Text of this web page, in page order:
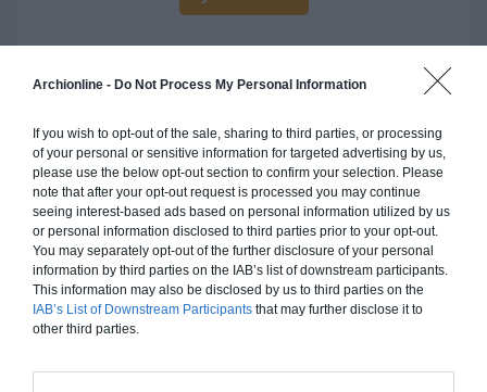
Archionline - Do Not Process My Personal Information
If you wish to opt-out of the sale, sharing to third parties, or processing
of your personal or sensitive information for targeted advertising by us,
please use the below opt-out section to confirm your selection. Please
note that after your opt-out request is processed you may continue
seeing interest-based ads based on personal information utilized by us
or personal information disclosed to third parties prior to your opt-out.
You may separately opt-out of the further disclosure of your personal
information by third parties on the IAB’s list of downstream participants.
This information may also be disclosed by us to third parties on the
IAB’s List of Downstream Participants that may further disclose it to
other third parties.
Construction ossature bois
Chiffrage estimatif pour : Fondations et normes
standards. Construction en ossature bois isolé.
Finitions haut de gamme. Le prix "clé en main"
inclut le gros oeuvre et le second oeuvre (cuisine,
peinture, sols...), mais exclut piscine, jardin et
clôture.
À partir de
366 000€ TTC